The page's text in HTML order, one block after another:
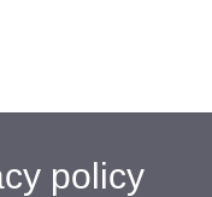
policy